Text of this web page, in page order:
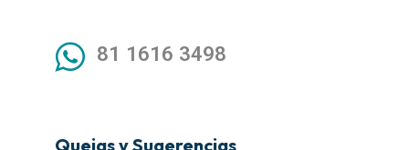
81 1616 3498
Quejas y Sugerencias